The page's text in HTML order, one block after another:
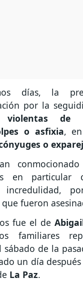
días, la
por la
de
o asfixia,
o
en particular
incredulidad,
fueron
fue el de
familiares
sábado de la
un día
La Paz.